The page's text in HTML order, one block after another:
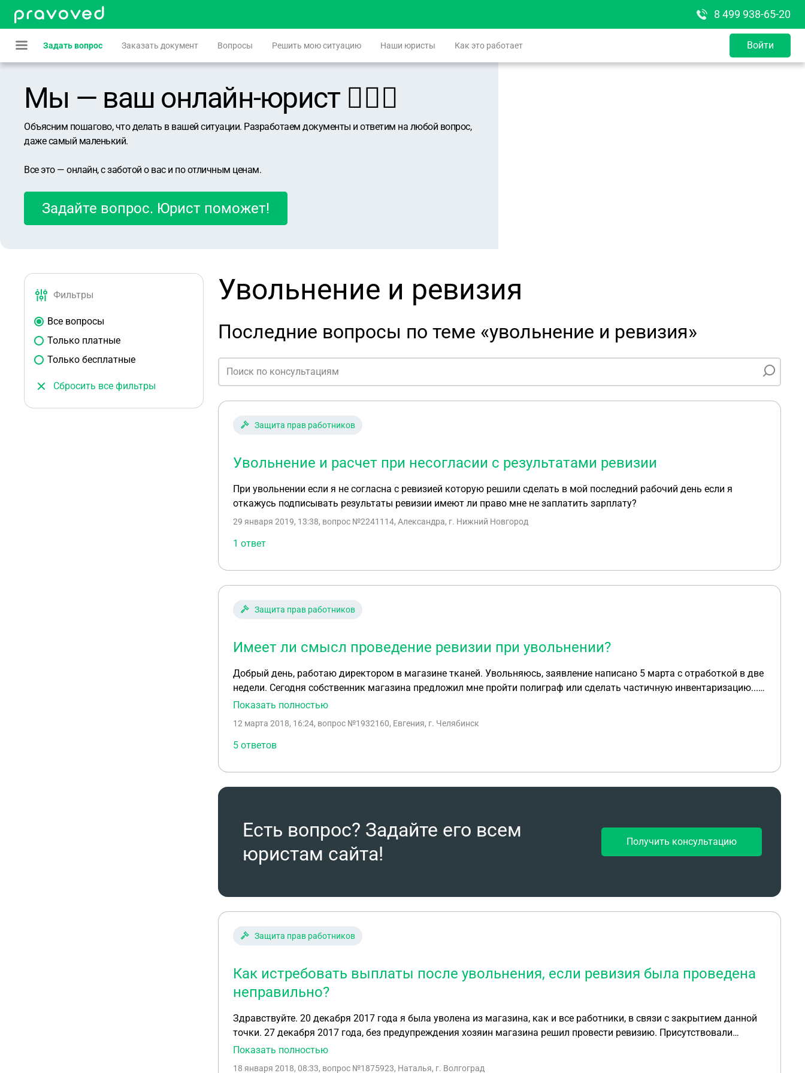
8 499 938-65-20
Задать вопрос Заказать документ Вопросы Решить мою ситуацию Наши юристы Как это работает Войти
Мы — ваш онлайн-юрист 👨🏻‍⚖️
Объясним пошагово, что делать в вашей ситуации. Разработаем документы и ответим на любой вопрос,
даже самый маленький.
Все это — онлайн, с заботой о вас и по отличным ценам.
Задайте вопрос. Юрист поможет!
Фильтры
Все вопросы
Только платные
Только бесплатные
Сбросить все фильтры
Увольнение и ревизия
Последние вопросы по теме «увольнение и ревизия»
Защита прав работников
Увольнение и расчет при несогласии с результатами ревизии
При увольнении если я не согласна с ревизией которую решили сделать в мой последний рабочий день если я
откажусь подписывать результаты ревизии имеют ли право мне не заплатить зарплату?
29 января 2019, 13:38, вопрос №2241114, Александра, г. Нижний Новгород
1 ответ
Защита прав работников
Имеет ли смысл проведение ревизии при увольнении?
Добрый день, работаю директором в магазине тканей. Увольняюсь, заявление написано 5 марта с отработкой в две
недели. Сегодня собственник магазина предложил мне пройти полиграф или сделать частичную инвентаризацию...
По трудовому договору я материально ответственное лицо. А по факту при приёмке поставок нет ни одной бумаги, в
полную ревизию магазина. Подскажите пожалуйста, как мне быть? Что ответить собственнику?
Показать полностью
12 марта 2018, 16:24, вопрос №1932160, Евгения, г. Челябинск
5 ответов
Есть вопрос? Задайте его всем
юристам сайта!
Получить консультацию
Защита прав работников
Как истребовать выплаты после увольнения, если ревизия была проведена
неправильно?
Здравствуйте. 20 декабря 2017 года я была уволена из магазина, как и все работники, в связи с закрытием данной
точки. 27 декабря 2017 года, без предупреждения хозяин магазина решил провести ревизию. Присутствовали
работники данного магазина и два человека из другого магазина. Ни какой приглашённой комиссии , ни какого
Показать полностью
18 января 2018, 08:33, вопрос №1875923, Наталья, г. Волгоград